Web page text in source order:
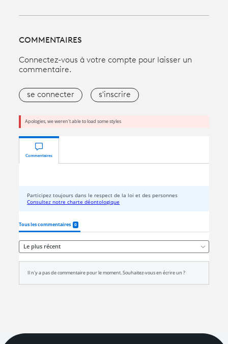
COMMENTAIRES
Connectez-vous à votre compte pour laisser un
commentaire.
se connecter s'inscrire